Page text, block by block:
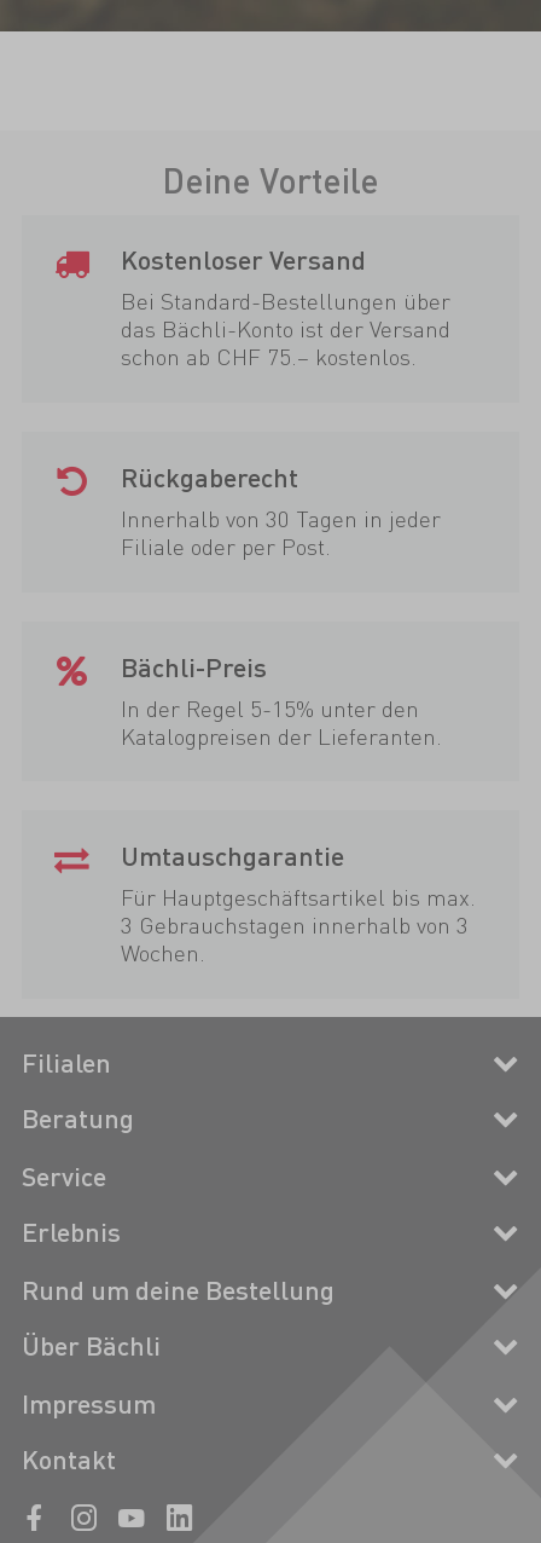
Deine Vorteile
Kostenloser Versand
Bei Standard-Bestellungen über
das Bächli-Konto ist der Versand
schon ab CHF 75.– kostenlos.
Rückgaberecht
Innerhalb von 30 Tagen in jeder
Filiale oder per Post.
Bächli-Preis
In der Regel 5-15% unter den
Katalogpreisen der Lieferanten.
Umtauschgarantie
Für Hauptgeschäftsartikel bis max.
3 Gebrauchstagen innerhalb von 3
Wochen.
Filialen
Beratung
Service
Erlebnis
Rund um deine Bestellung
Über Bächli
Impressum
Kontakt